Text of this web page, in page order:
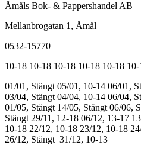
Åmåls Bok- & Pappershandel AB
Mellanbrogatan 1, Åmål
0532-15770
10-18 10-18 10-18 10-18 10-18
01/01, Stängt 05/01, 10-14 06/01,
03/04, Stängt 04/04, 10-14 06/04,
01/05, Stängt 14/05, Stängt 06/06,
Stängt 29/11, 12-18 06/12, 13-17
10-18 22/12, 10-18 23/12, 10-18
26/12, Stängt 31/12, 10-13